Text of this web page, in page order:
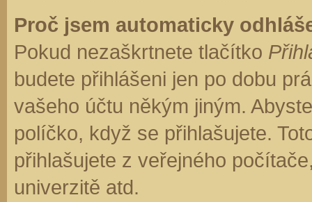
Proč jsem automaticky
Pokud nezaškrtnete tlačítko
budete přihlášeni jen po dobu
vašeho účtu někým jiným.
políčko, když se přihlašujete.
přihlašujete z veřejného
univerzitě atd.